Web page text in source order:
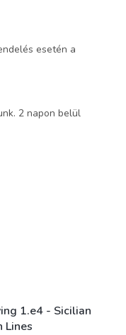
esetén a
2 napon belül
1.e4 - Sicilian
Lines